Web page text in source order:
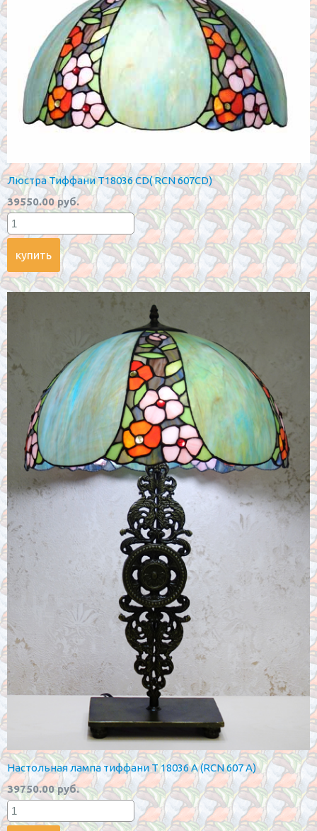
Люстра Тиффани T18036 CD( RCN 607CD)
39550.00 руб.
Настольная лампа тиффани T 18036 A (RCN 607 A)
39750.00 руб.